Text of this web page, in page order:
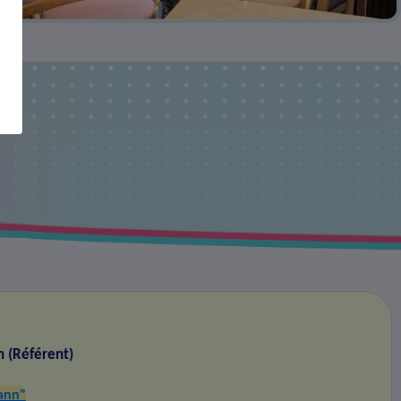
(Référent)